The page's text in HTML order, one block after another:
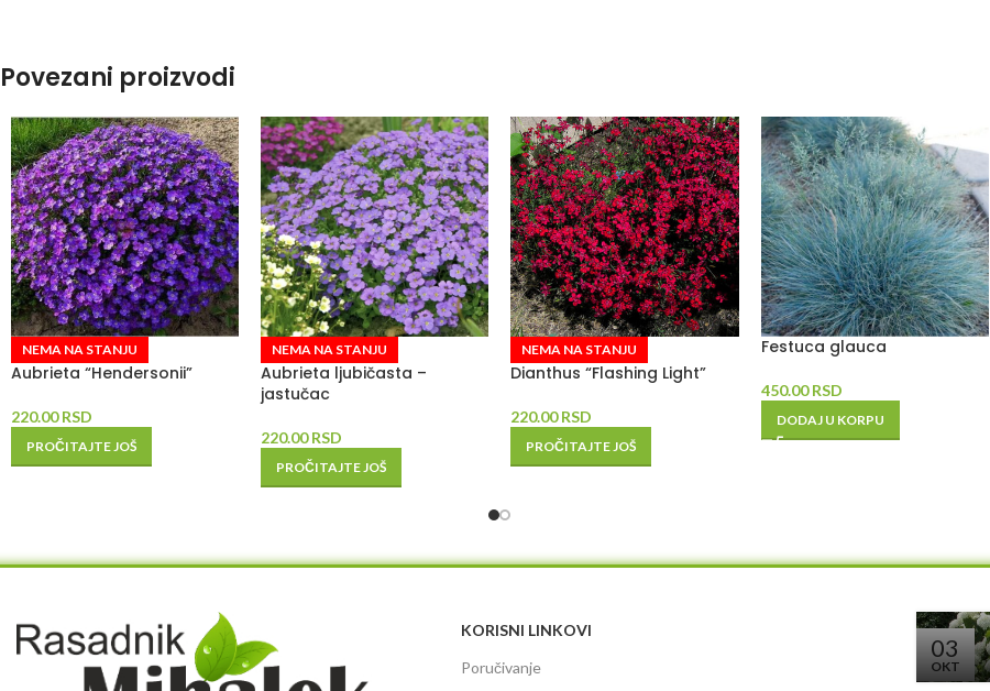
Povezani proizvodi
NEMA NA STANJU
Aubrieta “Hendersonii”
220.00RSD
PROČITAJTE JOŠ
NEMA NA STANJU
Aubrieta ljubičasta –
jastučac
220.00RSD
PROČITAJTE JOŠ
NEMA NA STANJU
Dianthus “Flashing Light”
220.00RSD
PROČITAJTE JOŠ
Festuca glauca
450.00RSD
DODAJ U KORPU
KORISNI LINKOVI
Poručivanje
03
OKT